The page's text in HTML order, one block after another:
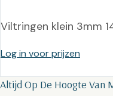
Viltringen klein 3mm
Log in voor prijzen
Altijd Op De Hoogte Van